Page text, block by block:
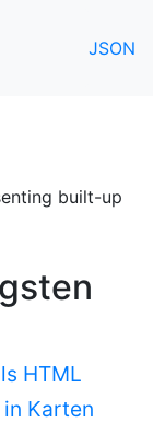
JSON
built-up
HTML
Karten